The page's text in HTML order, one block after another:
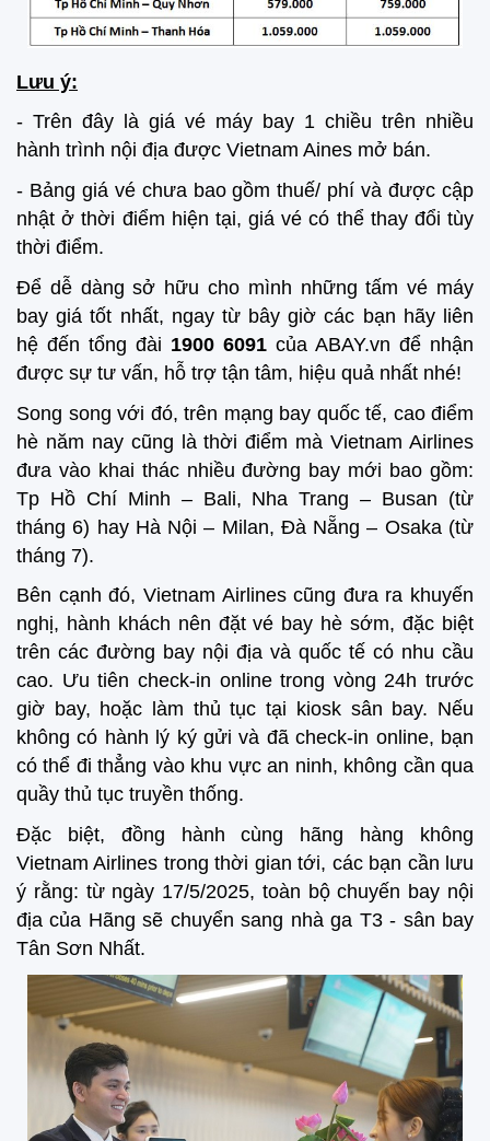
Lưu ý:
- Trên đây là giá vé máy bay 1 chiều trên nhiều
hành trình nội địa được Vietnam Aines mở bán.
- Bảng giá vé chưa bao gồm thuế/ phí và được cập
nhật ở thời điểm hiện tại, giá vé có thể thay đổi tùy
thời điểm.
Để dễ dàng sở hữu cho mình những tấm vé máy
bay giá tốt nhất, ngay từ bây giờ các bạn hãy liên
hệ đến tổng đài 1900 6091 của ABAY.vn để nhận
được sự tư vấn, hỗ trợ tận tâm, hiệu quả nhất nhé!
Song song với đó, trên mạng bay quốc tế, cao điểm
hè năm nay cũng là thời điểm mà Vietnam Airlines
đưa vào khai thác nhiều đường bay mới bao gồm:
Tp Hồ Chí Minh – Bali, Nha Trang – Busan (từ
tháng 6) hay Hà Nội – Milan, Đà Nẵng – Osaka (từ
tháng 7).
Bên cạnh đó, Vietnam Airlines cũng đưa ra khuyến
nghị, hành khách nên đặt vé bay hè sớm, đặc biệt
trên các đường bay nội địa và quốc tế có nhu cầu
cao. Ưu tiên check-in online trong vòng 24h trước
giờ bay, hoặc làm thủ tục tại kiosk sân bay. Nếu
không có hành lý ký gửi và đã check-in online, bạn
có thể đi thẳng vào khu vực an ninh, không cần qua
quầy thủ tục truyền thống.
Đặc biệt, đồng hành cùng hãng hàng không
Vietnam Airlines trong thời gian tới, các bạn cần lưu
ý rằng: từ ngày 17/5/2025, toàn bộ chuyến bay nội
địa của Hãng sẽ chuyển sang nhà ga T3 - sân bay
Tân Sơn Nhất.